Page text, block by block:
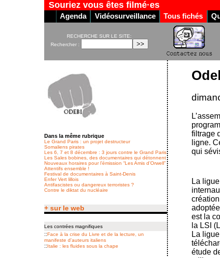
Souriez vous êtes filmé·es
Agenda Vidéosurveillance Tous fichés
RECHERCHE SUR LE SITE:
Rechercher :
filtrage
ligne.
qui
La
est la
la LSI
La
étude
Dans la même rubrique
Le Grand Paris : un projet destructeur
Somaliens pirates
Les 6, 7 et 8 décembre : 3 jours contre le Grand Paris
Les Sales bobines, des documentaires qui détonnent
Nouveaux horaires pour l’émission “Les Amis d’Orwell”
Attentifs ensemble !
Festival de documentaires à Saint-Denis
Enfer Vert lillois
Antifascistes ou dangereux terroristes ?
Contre le diktat du nucléaire
+ sur le web
Les contrées magnifiques
::Face à la crise du Livre et de la lecture, un
manifeste d'auteurs italiens
::Italie : les fluides sous la chape